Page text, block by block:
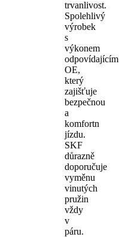
trvanlivost.
Spolehlivý
výrobek
s
výkonem
odpovídajícím
OE,
který
zajišťuje
bezpečnou
a
komfortn
jízdu.
SKF
důrazně
doporučuje
vyměnu
vinutých
pružin
vždy
v
páru.